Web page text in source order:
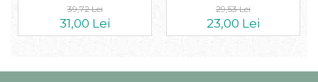
39,72 Lei
31,00 Lei
29,53 Lei
23,00 Lei